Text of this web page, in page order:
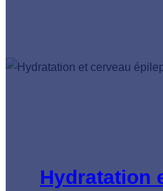
Hydratation